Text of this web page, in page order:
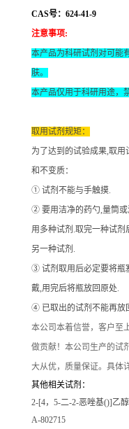
CAS号：624-41-9
注意事项:
本产品为科研试剂对可能
肤。
本产品仅用于科研用途，
取用试剂规矩：
为了达到的试验成果,取用
和不变质：
① 试剂不能与手触摸.
② 要用洁净的药勺,量筒或
用多种试剂.取完一种试
另一种试剂.
③ 试剂取用后必定要将瓶
戴,用完后将瓶放回原处.
④ 已取出的试剂不能再放
本公司本着信誉，客户至
做贡献！本公司生产的试
大从优，质量保证。具体
其他相关试剂：
2-[4，5-二-2-恶唑基()]乙醇
A-802715